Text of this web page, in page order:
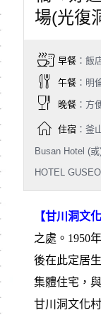
場(光復
早餐：飯
午餐：明
晚餐：方
住宿：釜
Busan Hotel (
HOTEL
【甘川洞文化
之處。1950
後在此定居
集體住宅，
甘川洞文化